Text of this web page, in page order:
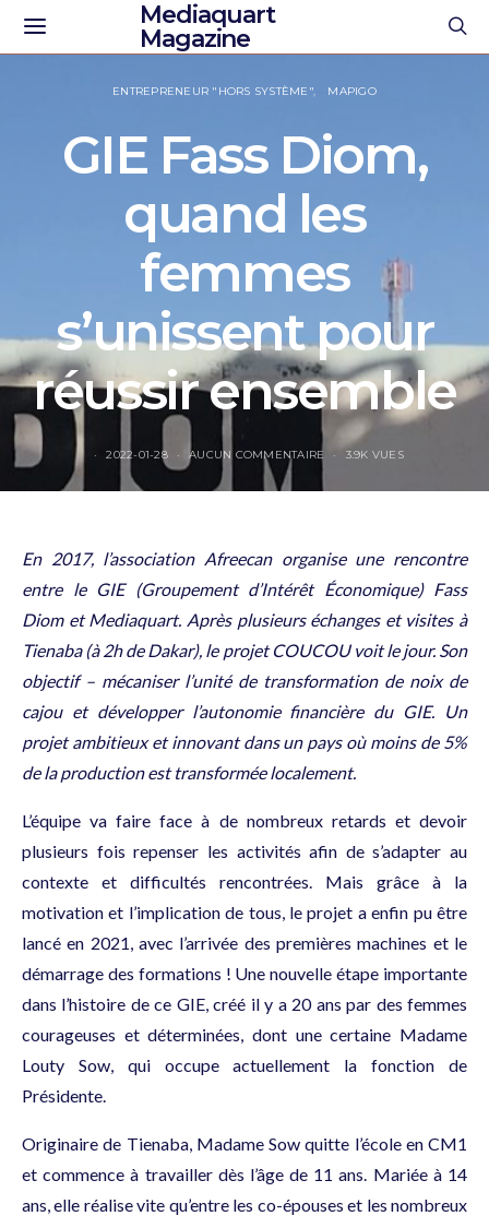
Mediaquart
Magazine
ENTREPRENEUR "HORS SYSTÈME" MAPIGO
GIE Fass Diom,
quand les
femmes
s’unissent pour
réussir ensemble
2022-01-28 AUCUN COMMENTAIRE 3.9K VUES
En 2017, l’association Afreecan organise une rencontre
entre le GIE (Groupement d’Intérêt Économique) Fass
Diom etMediaquart. Après plusieurs échanges et visites à
Tienaba (à 2h de Dakar), le projet COUCOU voit le jour. Son
objectif – mécaniser l’unité de transformation de noix de
cajou et développer l’autonomie financière du GIE. Un
projet ambitieux et innovant dans un pays où moins de 5%
de la production est transformée localement.
L’équipe va faire face à de nombreux retards et devoir
plusieurs fois repenser les activités afin de s’adapter au
contexte et difficultés rencontrées. Mais grâce à la
motivation et l’implication de tous, le projet a enfin pu être
lancé en 2021, avec l’arrivée des premières machines et le
démarrage des formations ! Une nouvelle étape importante
dans l’histoire de ce GIE, créé il y a 20 ans par des femmes
courageuses et déterminées, dont une certaine Madame
Louty Sow, qui occupe actuellement la fonction de
Présidente.
Originaire de Tienaba, Madame Sow quitte l’école en CM1
et commence à travailler dès l’âge de 11 ans. Mariée à 14
ans, elle réalise vite qu’entre les co-épouses et les nombreux